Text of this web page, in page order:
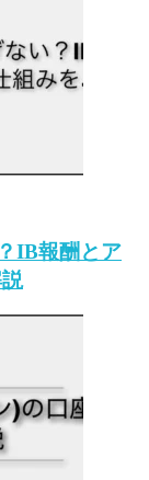
IB報酬とア